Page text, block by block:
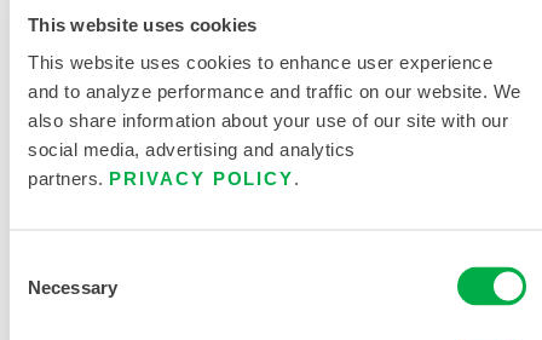
This website uses cookies
This website uses cookies to enhance user experience
and to analyze performance and traffic on our website. We
also share information about your use of our site with our
social media, advertising and analytics
partners. PRIVACY POLICY.
Selection
Necessary